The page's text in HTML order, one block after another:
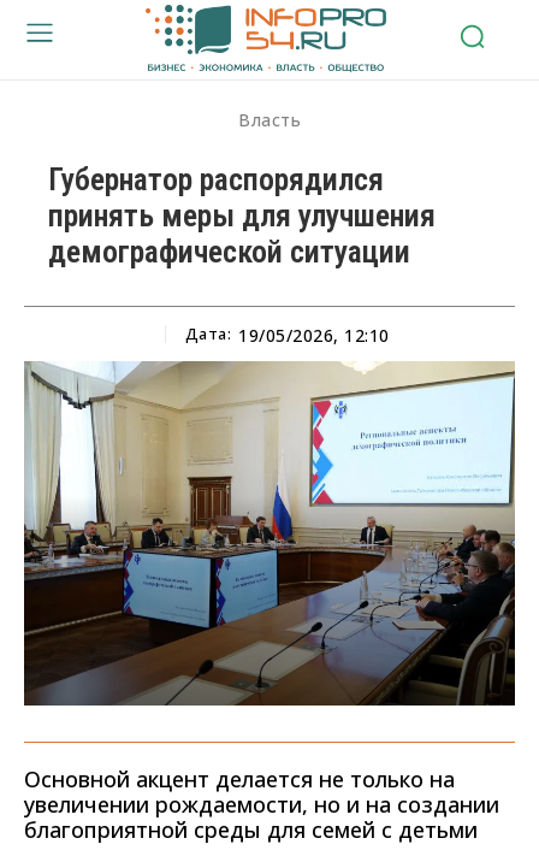
Власть
Губернатор распорядился
принять меры для улучшения
демографической ситуации
Дата: 19/05/2026, 12:10
Основной акцент делается не только на
увеличении рождаемости, но и на создании
благоприятной среды для семей с детьми